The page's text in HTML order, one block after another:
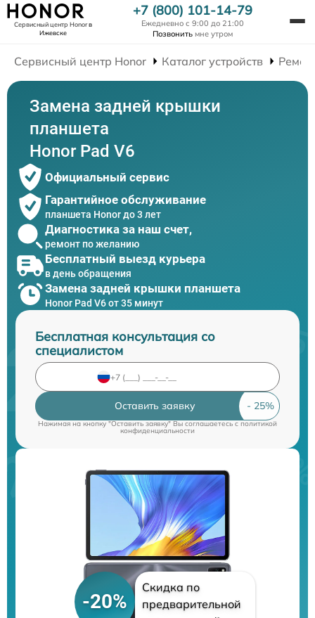
Сервисный центр Honorв
Ижевске
+7 (800) 101-14-79
Ежедневно с 9:00 до 21:00
Позвонить мне утром
Сервисный центр Honor Каталог устройств
Замена задней крышки
планшета
Honor Pad V6
Официальный сервис
Гарантийное обслуживание
планшета Honor до 3 лет
Диагностика за наш счет,
ремонт по желанию
Бесплатный выезд курьера
в день обращения
Замена задней крышки планшета
Honor Pad V6 от 35 минут
Бесплатная консультация со
специалистом
Оставить заявку
Нажимая на кнопку "Оставить заявку" Вы соглашаетесь cполитикой
конфиденциальности
-20%
Скидка по
предварительной